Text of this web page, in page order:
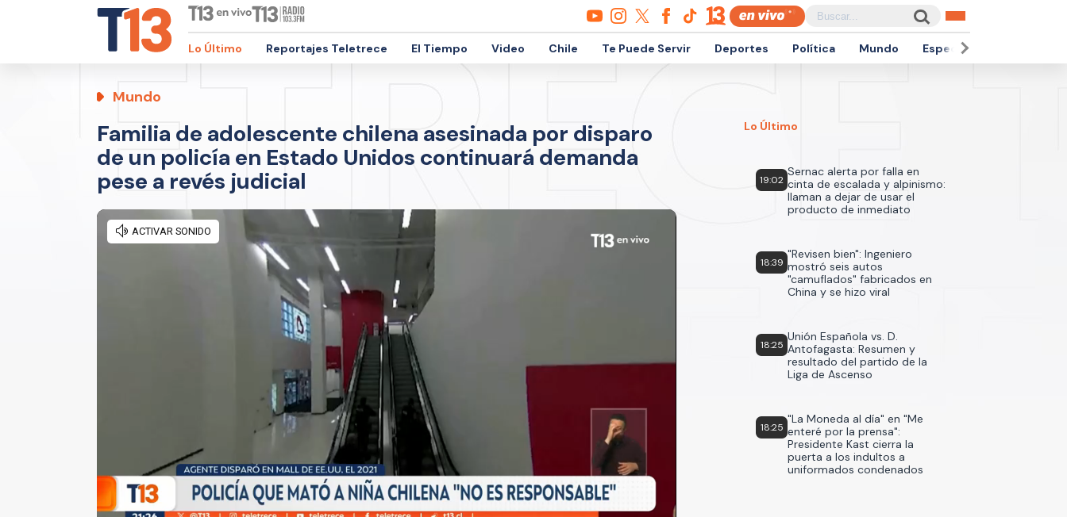
Lo Último Reportajes Teletrece El Tiempo Video Chile Te Puede Servir Deportes Política Mundo Espectáculos
Mundo
Familia de adolescente chilena asesinada por disparo
de un policía en Estado Unidos continuará demanda
pese a revés judicial
Lo Último
19:02
Sernac alerta por falla en
cinta de escalada y alpinismo:
llaman a dejar de usar el
producto de inmediato
18:39
"Revisen bien": Ingeniero
mostró seis autos
"camuflados" fabricados en
China y se hizo viral
18:25
Unión Española vs. D.
Antofagasta: Resumen y
resultado del partido de la
Liga de Ascenso
18:25
"La Moneda al día" en "Me
enteré por la prensa":
Presidente Kast cierra la
puerta a los indultos a
uniformados condenados